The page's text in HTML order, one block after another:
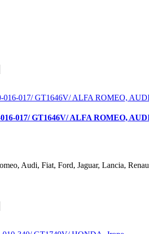
016-017/ GT1646V/ ALFA ROMEO,
Audi, Fiat, Ford, Jaguar, Lancia,